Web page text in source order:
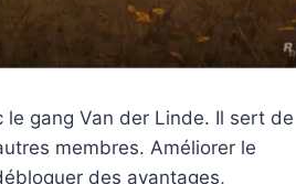
gang Van der Linde. Il sert de
membres. Améliorer le
des avantages,